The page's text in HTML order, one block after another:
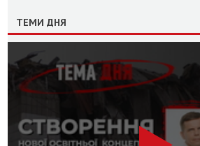
ТЕМИ ДНЯ